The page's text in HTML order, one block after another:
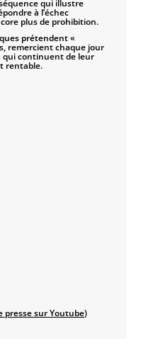
qui illustre
à l’échec
plus de prohibition.
prétendent «
remercient chaque jour
qui continuent de leur
rentable.
presse sur Youtube)